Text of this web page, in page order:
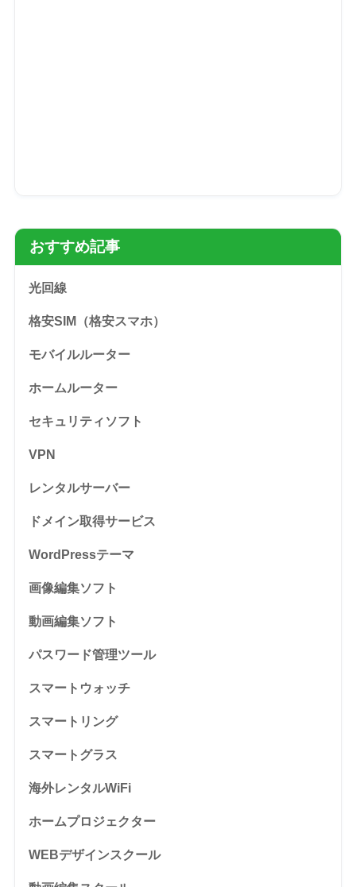
おすすめ記事
光回線
格安SIM（格安スマホ）
モバイルルーター
ホームルーター
セキュリティソフト
VPN
レンタルサーバー
ドメイン取得サービス
WordPressテーマ
画像編集ソフト
動画編集ソフト
パスワード管理ツール
スマートウォッチ
スマートリング
スマートグラス
海外レンタルWiFi
ホームプロジェクター
WEBデザインスクール